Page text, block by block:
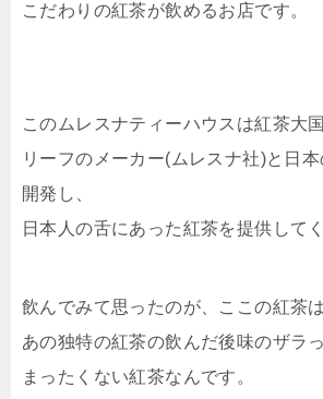
こだわりの紅茶が飲めるお店です。
このムレスナティーハウスは紅茶大
リーフのメーカー(ムレスナ社)と日
開発し、
日本人の舌にあった紅茶を提供して
飲んでみて思ったのが、ここの紅茶
あの独特の紅茶の飲んだ後味のザラ
まったくない紅茶なんです。